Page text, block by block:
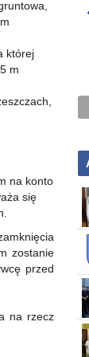
której
m
na konto
się
zostanie
przed
na rzecz